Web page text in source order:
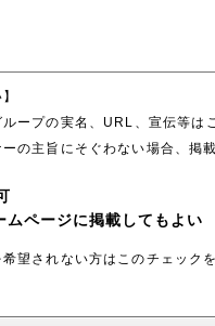
ープの実名、URL、宣伝等は
ーの主旨にそぐわない場合、掲
ムページに掲載してもよい
望されない方はこのチェック